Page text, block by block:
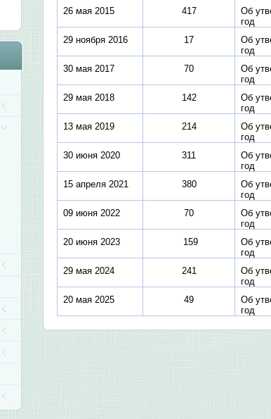
26 мая 2015 417
Об
год
29 ноября 2016 17
Об
год
30 мая 2017 70
Об
год
29 мая 2018 142
Об
год
13 мая 2019 214
Об
год
30 июня 2020 311
Об
год
15 апреля 2021 380
Об
год
09 июня 2022 70
Об
год
20 июня 2023 159
Об
год
29 мая 2024 241
Об
год
20 мая 2025 49
Об
год